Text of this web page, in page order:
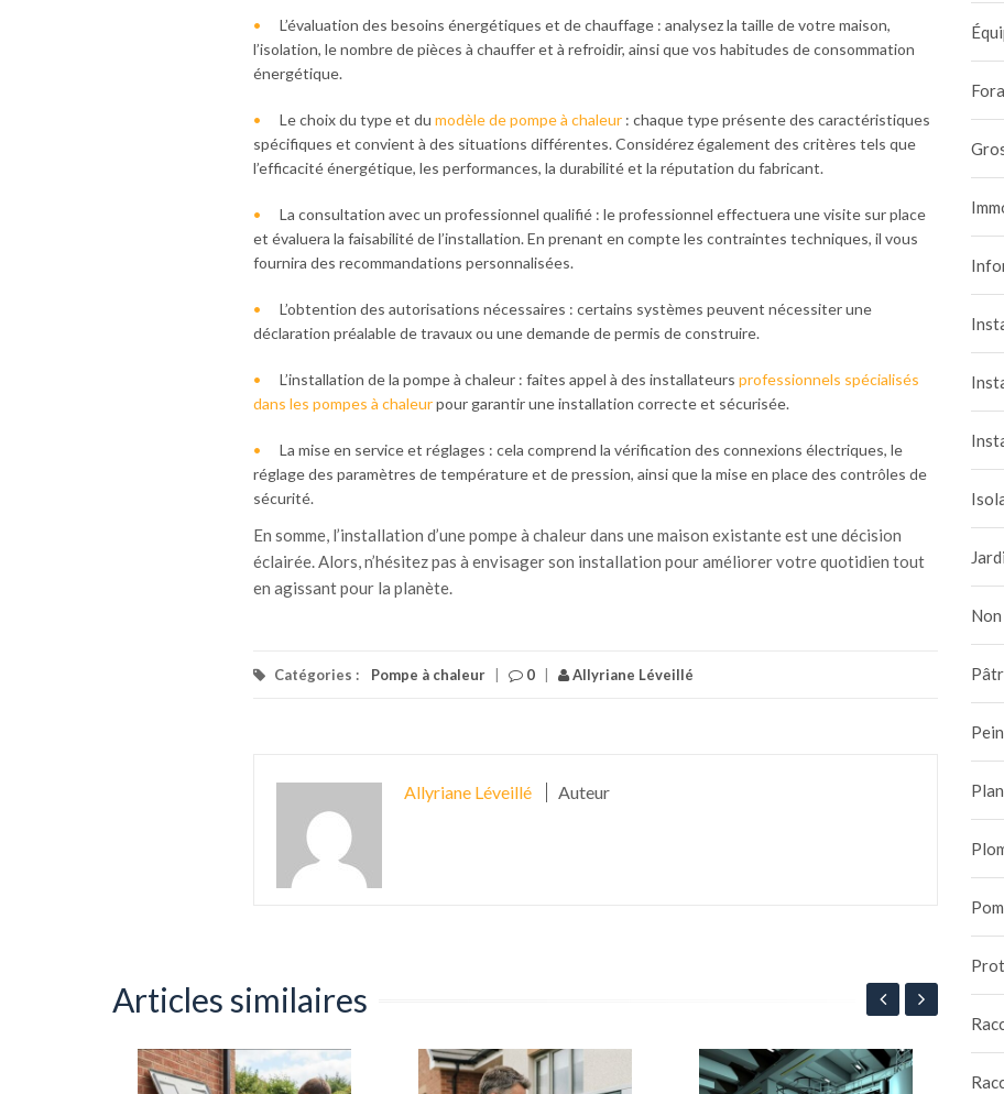
L’évaluation des besoins énergétiques et de chauffage : analysez la taille de votre maison,
l’isolation, le nombre de pièces à chauffer et à refroidir, ainsi que vos habitudes de consommation
énergétique.
Le choix du type et du modèle de pompe à chaleur: chaque type présente des caractéristiques
spécifiques et convient à des situations différentes. Considérez également des critères tels que
l’efficacité énergétique, les performances, la durabilité et la réputation du fabricant.
La consultation avec un professionnel qualifié : le professionnel effectuera une visite sur place
et évaluera la faisabilité de l’installation. En prenant en compte les contraintes techniques, il vous
fournira des recommandations personnalisées.
L’obtention des autorisations nécessaires : certains systèmes peuvent nécessiter une
déclaration préalable de travaux ou une demande de permis de construire.
L’installation de la pompe à chaleur : faites appel à des installateurs professionnels spécialisés
dans les pompes à chaleurpour garantir une installation correcte et sécurisée.
La mise en service et réglages : cela comprend la vérification des connexions électriques, le
réglage des paramètres de température et de pression, ainsi que la mise en place des contrôles de
sécurité.
En somme, l’installation d’une pompe à chaleur dans une maison existante est une décision
éclairée. Alors, n’hésitez pas à envisager son installation pour améliorer votre quotidien tout
en agissant pour la planète.
Catégories : Pompe à chaleur 0 Allyriane Léveillé
Allyriane Léveillé Auteur
Articles similaires